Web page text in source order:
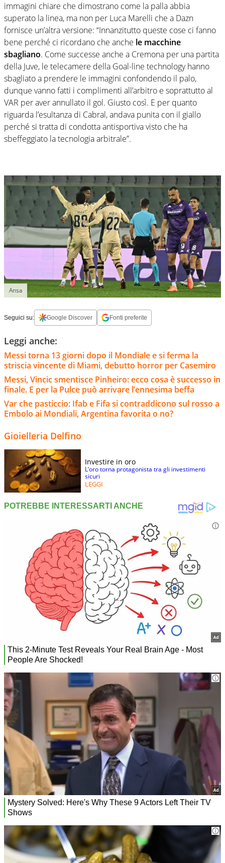
immagini chiare che dimostrano come la palla abbia
superato la linea, ma non per Luca Marelli che a Dazn
fornisce un’altra versione: “Innanzitutto queste cose ci fanno
bene perché ci ricordano che anche le macchine
sbagliano. Come successe anche a Cremona per una partita
della Juve, le telecamere della Goal-line technology hanno
sbagliato a prendere le immagini confondendo il palo,
dunque vanno fatti i complimenti all’arbitro e soprattutto al
VAR per aver annullato il gol. Giusto così. E per quanto
riguarda l’esultanza di Cabral, andava punita con il giallo
perché si tratta di condotta antisportiva visto che ha
sbeffeggiato la tecnologia arbitrale”.
Ansa
Seguici su: Google Discover Fonti preferite
Leggi anche:
Messi torna 13 giorni dopo il Mondiale e si ferma la
striscia vincente di Miami, debutto horror per Casemiro
Messi, Vincic smentisce Pinheiro: ecco cosa è successo in
finale. E per la Pulce può arrivare l’ennesima beffa
Var che pasticcio: Ifab e Fifa si contraddicono sul rosso a
Embolo ai Mondiali, Argentina favorita o no?
Gioielleria Delfino
Investire in oro
L’oro torna protagonista tra gli investimenti
sicuri
LEGGI